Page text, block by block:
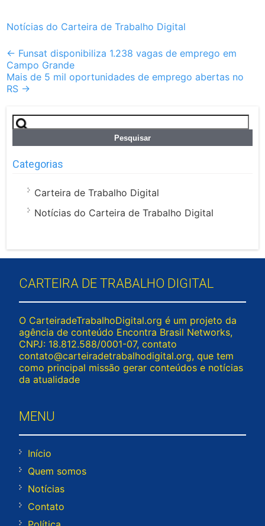
Notícias do Carteira de Trabalho Digital
Post
navigation
← Funsat disponibiliza 1.238 vagas de emprego em
Campo Grande
Mais de 5 mil oportunidades de emprego abertas no
RS →
Pesquisar
por:
Categorias
Carteira de Trabalho Digital
Notícias do Carteira de Trabalho Digital
CARTEIRA DE TRABALHO DIGITAL
O CarteiradeTrabalhoDigital.org é um projeto da
agência de conteúdo Encontra Brasil Networks,
CNPJ: 18.812.588/0001-07, contato
contato@carteiradetrabalhodigital.org, que tem
como principal missão gerar conteúdos e notícias
da atualidade
MENU
Início
Quem somos
Notícias
Contato